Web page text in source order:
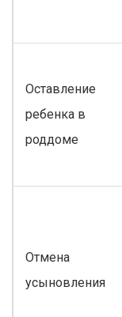
Оставление
ребенка в
роддоме
Отмена
усыновления